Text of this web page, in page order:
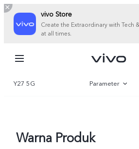
vivo Store
Create the Extraordinary with Tech
at all times.
Keranjang
Masuk/Daftar
Y27 5G Parameter
Warna Produk